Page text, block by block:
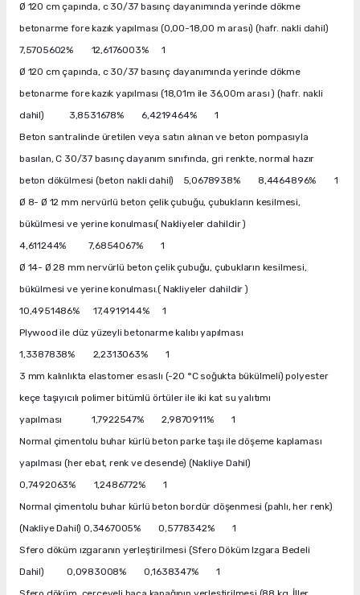
Ø 120 cm çapında, c 30/37 basınç dayanımında yerinde dökme
betonarme fore kazık yapılması (0,00-18,00 m arası) (hafr. nakli dahil)
7,5705602% 12,6176003% 1
Ø 120 cm çapında, c 30/37 basınç dayanımında yerinde dökme
betonarme fore kazık yapılması (18,01m ile 36,00m arası ) (hafr. nakli
dahil) 3,8531678% 6,4219464% 1
Beton santralinde üretilen veya satın alınan ve beton pompasıyla
basılan, C 30/37 basınç dayanım sınıfında, gri renkte, normal hazır
beton dökülmesi (beton nakli dahil) 5,0678938% 8,4464896% 1
Ø 8- Ø 12 mm nervürlü beton çelik çubuğu, çubukların kesilmesi,
bükülmesi ve yerine konulması( Nakliyeler dahildir )
4,611244% 7,6854067% 1
Ø 14- Ø 28 mm nervürlü beton çelik çubuğu, çubukların kesilmesi,
bükülmesi ve yerine konulması.( Nakliyeler dahildir )
10,4951486% 17,4919144% 1
Plywood ile düz yüzeyli betonarme kalıbı yapılması
1,3387838% 2,2313063% 1
3 mm kalınlıkta elastomer esaslı (-20 °C soğukta bükülmeli) polyester
keçe taşıyıcılı polimer bitümlü örtüler ile iki kat su yalıtımı
yapılması 1,7922547% 2,9870911% 1
Normal çimentolu buhar kürlü beton parke taşı ile döşeme kaplaması
yapılması (her ebat, renk ve desende) (Nakliye Dahil)
0,7492063% 1,2486772% 1
Normal çimentolu buhar kürlü beton bordür döşenmesi (pahlı, her renk)
(Nakliye Dahil) 0,3467005% 0,5778342% 1
Sfero döküm ızgaranın yerleştirilmesi (Sfero Döküm Izgara Bedeli
Dahil) 0,0983008% 0,1638347% 1